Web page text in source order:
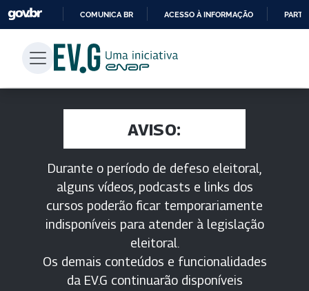
PARA
CONTEÚDO
COMUNICA BR ACESSO À INFORMAÇÃO
AVISO:
Durante o período de defeso eleitoral,
alguns vídeos, podcasts e links dos
cursos poderão ficar temporariamente
indisponíveis para atender à legislação
eleitoral.
Os demais conteúdos e funcionalidades
da EV.G continuarão disponíveis